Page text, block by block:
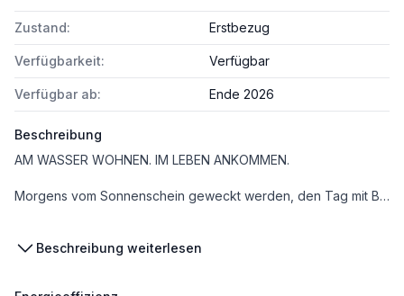
Zustand: Erstbezug
Verfügbarkeit: Verfügbar
Verfügbar ab: Ende 2026
Beschreibung
AM WASSER WOHNEN. IM LEBEN ANKOMMEN.
Morgens vom Sonnenschein geweckt werden, den Tag mit Blick auf den See beginnen und in einer Umgebung wohnen, die Ruhe und Naturverbundenheit bietet. AM SEE in Parndorf verbindet hochwertiges Wohnen mit einzigartigem Seeflair – für alle, die das Besondere suchen.
Beschreibung weiterlesen